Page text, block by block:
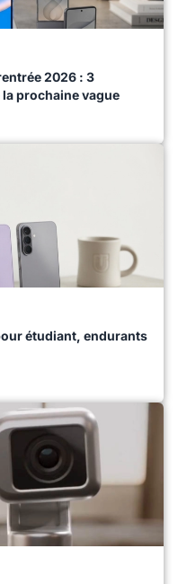
2026 : 3
prochaine vague
étudiant, endurants